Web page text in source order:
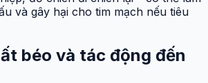
và gây hại cho tim mạch nếu tiêu
béo và tác động đến